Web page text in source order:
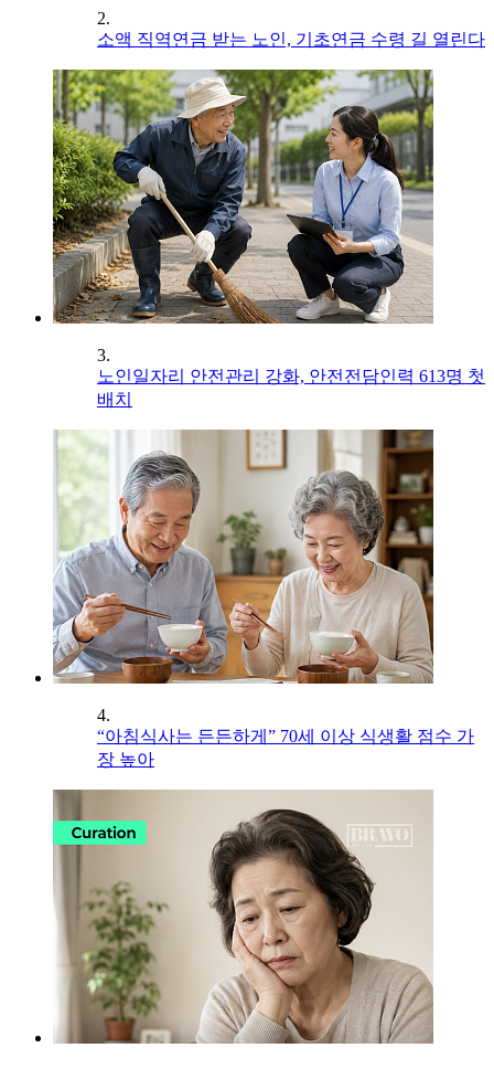
2.
소액 직역연금 받는 노인, 기초연금 수령 길 열린다
3.
노인일자리 안전관리 강화, 안전전담인력 613명 첫
배치
4.
“아침식사는 든든하게” 70세 이상 식생활 점수 가
장 높아